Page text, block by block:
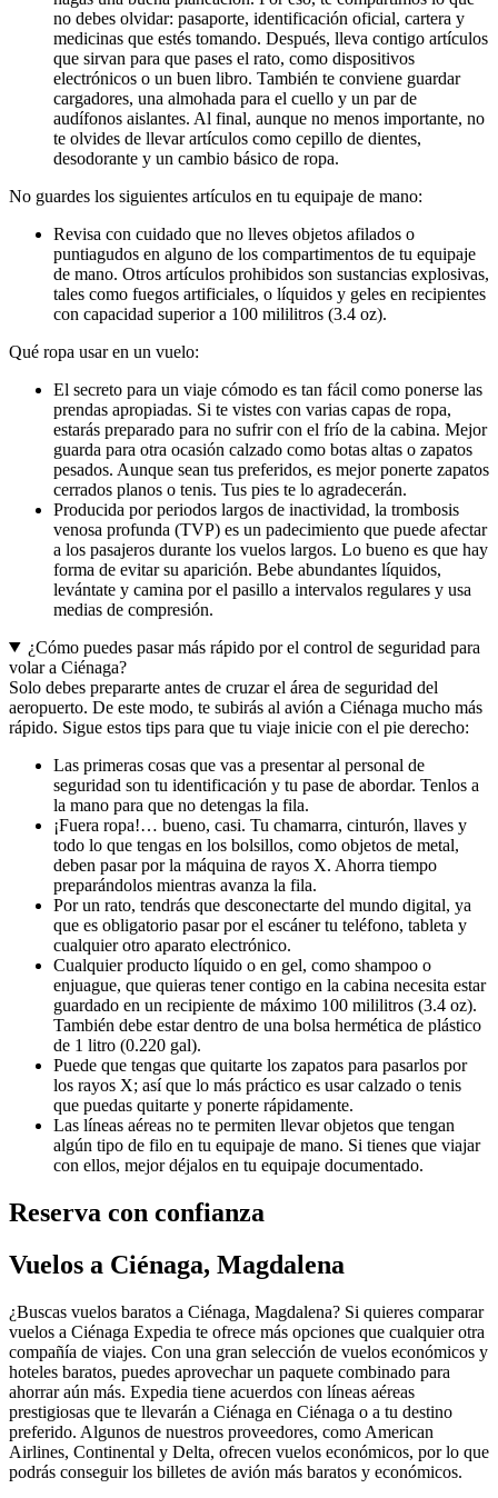
no debes olvidar: pasaporte, identificación oficial, cartera y
medicinas que estés tomando. Después, lleva contigo artículos
que sirvan para que pases el rato, como dispositivos
electrónicos o un buen libro. También te conviene guardar
cargadores, una almohada para el cuello y un par de
audífonos aislantes. Al final, aunque no menos importante, no
te olvides de llevar artículos como cepillo de dientes,
desodorante y un cambio básico de ropa.
No guardes los siguientes artículos en tu equipaje de mano:
Revisa con cuidado que no lleves objetos afilados o
puntiagudos en alguno de los compartimentos de tu equipaje
de mano. Otros artículos prohibidos son sustancias explosivas,
tales como fuegos artificiales, o líquidos y geles en recipientes
con capacidad superior a 100 mililitros (3.4 oz).
Qué ropa usar en un vuelo:
El secreto para un viaje cómodo es tan fácil como ponerse las
prendas apropiadas. Si te vistes con varias capas de ropa,
estarás preparado para no sufrir con el frío de la cabina. Mejor
guarda para otra ocasión calzado como botas altas o zapatos
pesados. Aunque sean tus preferidos, es mejor ponerte zapatos
cerrados planos o tenis. Tus pies te lo agradecerán.
Producida por periodos largos de inactividad, la trombosis
venosa profunda (TVP) es un padecimiento que puede afectar
a los pasajeros durante los vuelos largos. Lo bueno es que hay
forma de evitar su aparición. Bebe abundantes líquidos,
levántate y camina por el pasillo a intervalos regulares y usa
medias de compresión.
¿Cómo puedes pasar más rápido por el control de seguridad para
volar a Ciénaga?
Solo debes prepararte antes de cruzar el área de seguridad del
aeropuerto. De este modo, te subirás al avión a Ciénaga mucho más
rápido. Sigue estos tips para que tu viaje inicie con el pie derecho:
Las primeras cosas que vas a presentar al personal de
seguridad son tu identificación y tu pase de abordar. Tenlos a
la mano para que no detengas la fila.
¡Fuera ropa!… bueno, casi. Tu chamarra, cinturón, llaves y
todo lo que tengas en los bolsillos, como objetos de metal,
deben pasar por la máquina de rayos X. Ahorra tiempo
preparándolos mientras avanza la fila.
Por un rato, tendrás que desconectarte del mundo digital, ya
que es obligatorio pasar por el escáner tu teléfono, tableta y
cualquier otro aparato electrónico.
Cualquier producto líquido o en gel, como shampoo o
enjuague, que quieras tener contigo en la cabina necesita estar
guardado en un recipiente de máximo 100 mililitros (3.4 oz).
También debe estar dentro de una bolsa hermética de plástico
de 1 litro (0.220 gal).
Puede que tengas que quitarte los zapatos para pasarlos por
los rayos X; así que lo más práctico es usar calzado o tenis
que puedas quitarte y ponerte rápidamente.
Las líneas aéreas no te permiten llevar objetos que tengan
algún tipo de filo en tu equipaje de mano. Si tienes que viajar
con ellos, mejor déjalos en tu equipaje documentado.
Reserva con confianza
Vuelos a Ciénaga, Magdalena
¿Buscas vuelos baratos a Ciénaga, Magdalena? Si quieres comparar
vuelos a Ciénaga Expedia te ofrece más opciones que cualquier otra
compañía de viajes. Con una gran selección de vuelos económicos y
hoteles baratos, puedes aprovechar un paquete combinado para
ahorrar aún más. Expedia tiene acuerdos con líneas aéreas
prestigiosas que te llevarán a Ciénaga en Ciénaga o a tu destino
preferido. Algunos de nuestros proveedores, como American
Airlines, Continental y Delta, ofrecen vuelos económicos, por lo que
podrás conseguir los billetes de avión más baratos y económicos.